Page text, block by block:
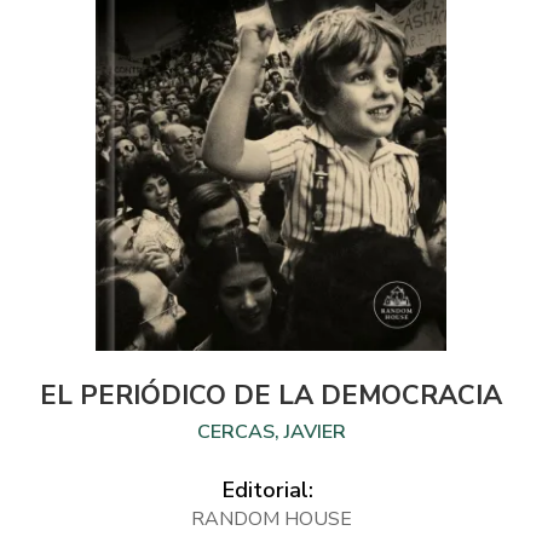
EL PERIÓDICO DE LA DEMOCRACIA
CERCAS, JAVIER
Editorial:
RANDOM HOUSE